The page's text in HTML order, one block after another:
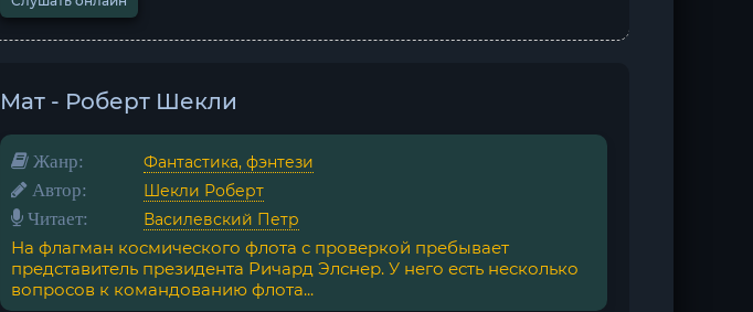
Мат - Роберт Шекли
Жанр: Фантастика, фэнтези
Автор: Шекли Роберт
Читает: Василевский Петр
На флагман космического флота с проверкой пребывает
представитель президента Ричард Элснер. У него есть несколько
вопросов к командованию флота...